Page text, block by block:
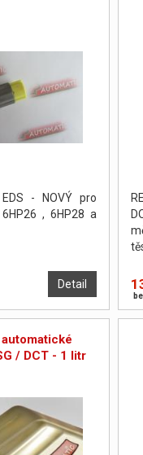
- NOVÝ pro
, 6HP28 a
Detail
/ DCT - 1 litr